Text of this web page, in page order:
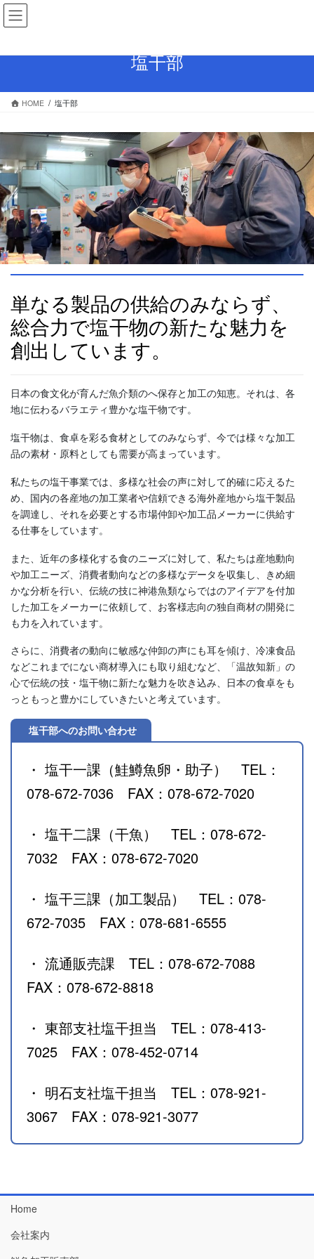
コ
ン
ス
プ
ナ
ビ
ン
動
塩干部
HOME 塩干部
単なる製品の供給のみならず、
総合力で塩干物の新たな魅力を
創出しています。
日本の食文化が育んだ魚介類のへ保存と加工の知恵。それは、各
地に伝わるバラエティ豊かな塩干物です。
塩干物は、食卓を彩る食材としてのみならず、今では様々な加工
品の素材・原料としても需要が高まっています。
私たちの塩干事業では、多様な社会の声に対して的確に応えるた
め、国内の各産地の加工業者や信頼できる海外産地から塩干製品
を調達し、それを必要とする市場仲卸や加工品メーカーに供給す
る仕事をしています。
また、近年の多様化する食のニーズに対して、私たちは産地動向
や加工ニーズ、消費者動向などの多様なデータを収集し、きめ細
かな分析を行い、伝統の技に神港魚類ならではのアイデアを付加
した加工をメーカーに依頼して、お客様志向の独自商材の開発に
も力を入れています。
さらに、消費者の動向に敏感な仲卸の声にも耳を傾け、冷凍食品
などこれまでにない商材導入にも取り組むなど、「温故知新」の
心で伝統の技・塩干物に新たな魅力を吹き込み、日本の食卓をも
っともっと豊かにしていきたいと考えています。
塩干部へのお問い合わせ
・ 塩干一課（鮭鱒魚卵・助子） TEL：
078-672-7036 FAX：078-672-7020
・ 塩干二課（干魚） TEL：078-672-
7032 FAX：078-672-7020
・ 塩干三課（加工製品） TEL：078-
672-7035 FAX：078-681-6555
・ 流通販売課 TEL：078-672-7088
FAX：078-672-8818
・ 東部支社塩干担当 TEL：078-413-
7025 FAX：078-452-0714
・ 明石支社塩干担当 TEL：078-921-
3067 FAX：078-921-3077
Home
会社案内